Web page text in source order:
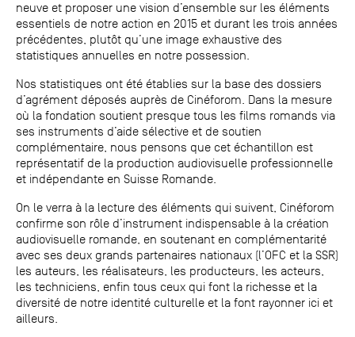
neuve et proposer une vision d’ensemble sur les éléments
essentiels de notre action en 2015 et durant les trois années
précédentes, plutôt qu’une image exhaustive des
statistiques annuelles en notre possession.
Nos statistiques ont été établies sur la base des dossiers
d’agrément déposés auprès de Cinéforom. Dans la mesure
où la fondation soutient presque tous les films romands via
ses instruments d’aide sélective et de soutien
complémentaire, nous pensons que cet échantillon est
représentatif de la production audiovisuelle professionnelle
et indépendante en Suisse Romande.
On le verra à la lecture des éléments qui suivent, Cinéforom
confirme son rôle d’instrument indispensable à la création
audiovisuelle romande, en soutenant en complémentarité
avec ses deux grands partenaires nationaux (l’OFC et la SSR)
les auteurs, les réalisateurs, les producteurs, les acteurs,
les techniciens, enfin tous ceux qui font la richesse et la
diversité de notre identité culturelle et la font rayonner ici et
ailleurs.